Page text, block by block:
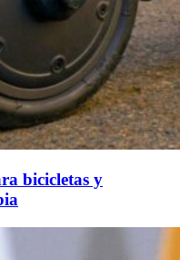
bicicletas y